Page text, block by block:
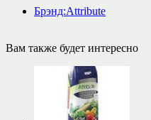
Брэнд:Attribute
Вам также будет интересно